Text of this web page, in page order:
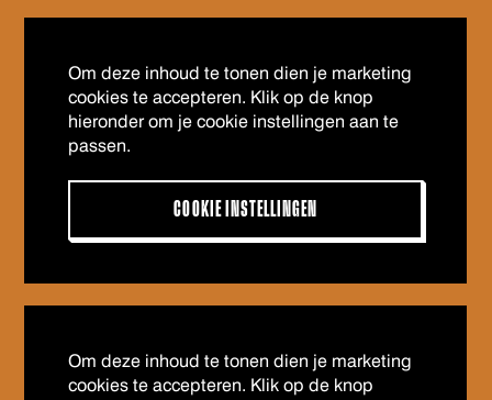
Om deze inhoud te tonen dien je marketing
cookies te accepteren. Klik op de knop
hieronder om je cookie instellingen aan te
passen.
COOKIE INSTELLINGEN
Om deze inhoud te tonen dien je marketing
cookies te accepteren. Klik op de knop